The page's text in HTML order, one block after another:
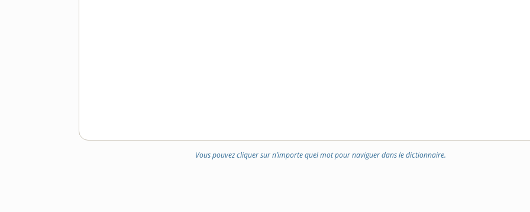
Vous pouvez cliquer sur n’importe quel mot pour naviguer dans le dictionnaire.